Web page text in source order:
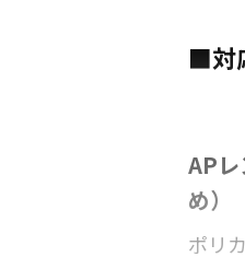
■対
AP
め）
ポリ